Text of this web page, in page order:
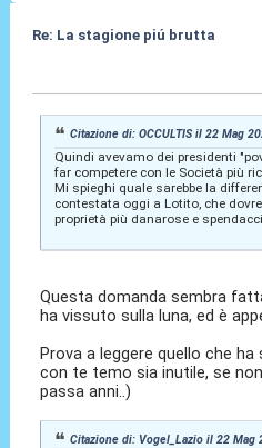
Re: La stagione piú brutta
Citazione di: OCCULTIS il 22 Mag
Quindi avevamo dei presidenti
far competere con le Società più
Mi spieghi quale sarebbe la
contestata oggi a Lotito, che
proprietà più danarose e
Questa domanda sembra
ha vissuto sulla luna, ed è
Prova a leggere quello che
con te temo sia inutile, se
passa anni..)
Citazione di: Vogel_Lazio il 22 Mag